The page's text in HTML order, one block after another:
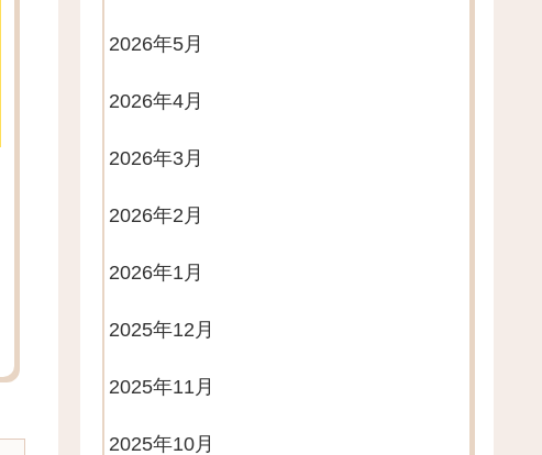
2026年5月
2026年4月
2026年3月
2026年2月
2026年1月
2025年12月
2025年11月
2025年10月